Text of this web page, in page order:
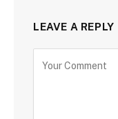
LEAVE A REPLY